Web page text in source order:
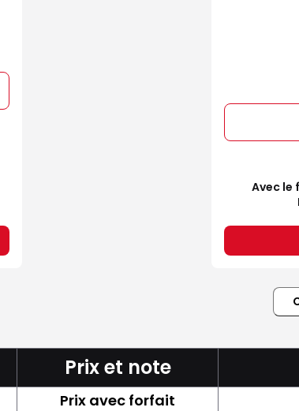
Avec le
Prix et note
Prix avec forfait